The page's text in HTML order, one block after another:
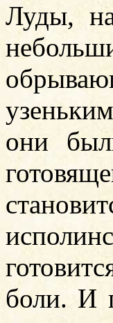
Луды,
они
боли. И